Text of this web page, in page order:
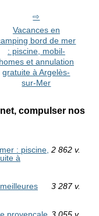
Vacances en
bord de mer
: piscine, mobil-
homes et annulation
gratuite à Argelès-
sur-Mer
compulser nos
: piscine,
à
2 862 v.
3 287 v.